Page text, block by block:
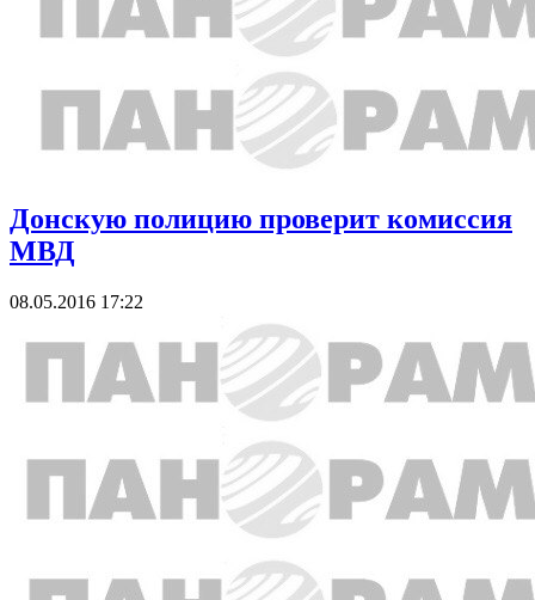
Донскую полицию проверит комиссия
МВД
08.05.2016 17:22